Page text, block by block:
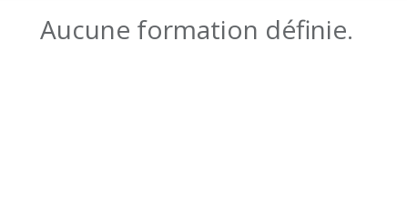
Aucune formation définie.